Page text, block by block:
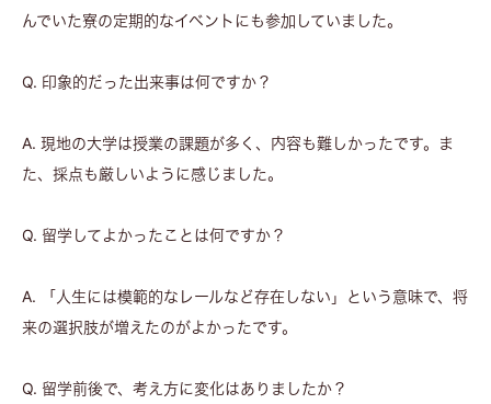
んでいた寮の定期的なイベントにも参加していました。
Q. 印象的だった出来事は何ですか？
A. 現地の大学は授業の課題が多く、内容も難しかったです。ま
た、採点も厳しいように感じました。
Q. 留学してよかったことは何ですか？
A. 「人生には模範的なレールなど存在しない」という意味で、将
来の選択肢が増えたのがよかったです。
Q. 留学前後で、考え方に変化はありましたか？